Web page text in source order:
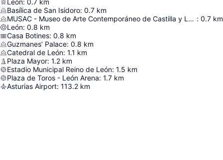
León: 0.7 km
Basílica de San Isidoro: 0.7 km
MUSAC - Museo de Arte Contemporáneo de Castilla y León : 0.7 km
León: 0.8 km
Casa Botines: 0.8 km
Guzmanes’ Palace: 0.8 km
Catedral de León: 1.1 km
Plaza Mayor: 1.2 km
Estadio Municipal Reino de León: 1.5 km
Plaza de Toros - León Arena: 1.7 km
Asturias Airport: 113.2 km